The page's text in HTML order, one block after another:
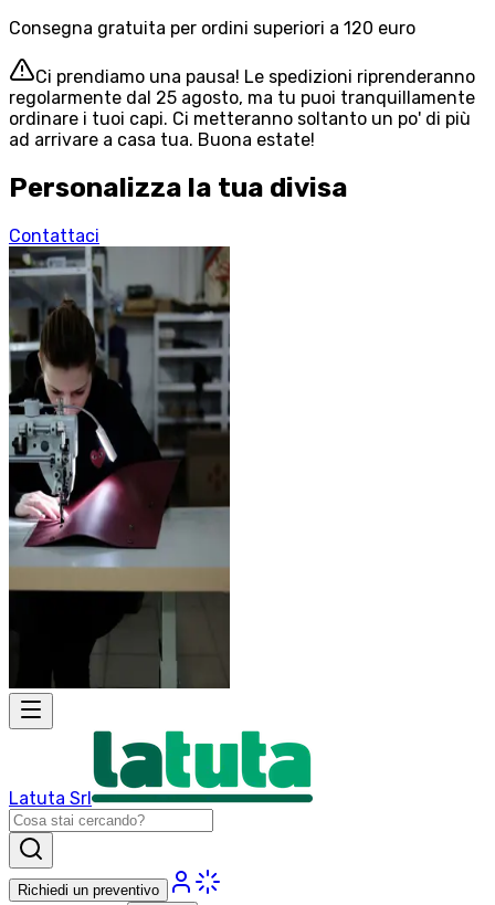
Consegna gratuita per ordini superiori a 120 euro
Ci prendiamo una pausa! Le spedizioni riprenderanno
regolarmente dal 25 agosto, ma tu puoi tranquillamente
ordinare i tuoi capi. Ci metteranno soltanto un po' di più
ad arrivare a casa tua. Buona estate!
Personalizza la tua divisa
Contattaci
Latuta Srl
Richiedi un preventivo